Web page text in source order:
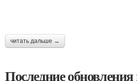
читать дальше →
Последние обновления